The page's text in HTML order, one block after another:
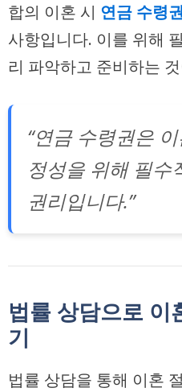
합의 이혼 시 연금 수령권
사항입니다. 이를 위해
리 파악하고 준비하는
“연금 수령권은
정성을 위해 필수
권리입니다.”
법률 상담으로 이
기
법률 상담을 통해 이혼